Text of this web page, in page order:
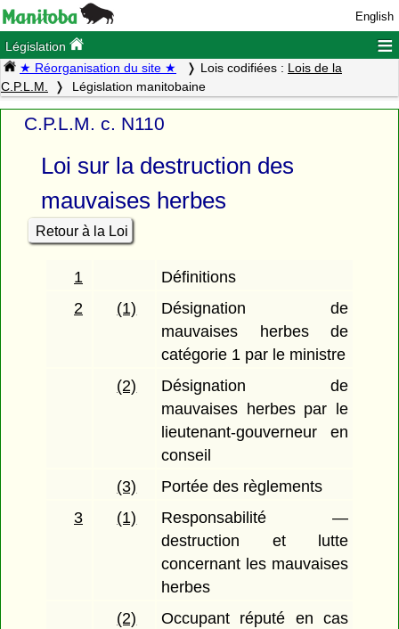
English
Législation ≡
★ Réorganisation du site ★ Lois codifiées : Lois de la
C.P.L.M.
Législation manitobaine
C.P.L.M. c. N110
Loi sur la destruction des
mauvaises herbes
Retour à la Loi
1
Définitions
2
(1)
Désignation de
mauvaises herbes de
catégorie 1 par le ministre
(2)
Désignation de
mauvaises herbes par le
lieutenant-gouverneur en
conseil
(3)
Portée des règlements
3
(1)
Responsabilité —
destruction et lutte
concernant les mauvaises
herbes
(2)
Occupant réputé en cas